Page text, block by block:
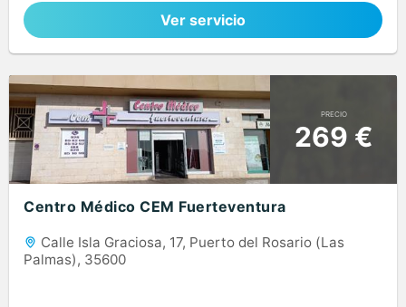
Ver servicio
PRECIO
269 €
Centro Médico CEM Fuerteventura
Calle Isla Graciosa, 17, Puerto del Rosario (Las
Palmas), 35600